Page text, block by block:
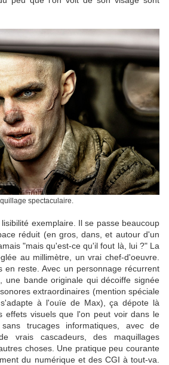
spectaculaire.
exemplaire. Il se passe beaucoup
réduit (en gros, dans, et autour d'un
"mais qu'est-ce qu'il fout là, lui ?" La
au millimètre, un vrai chef-d'oeuvre.
en reste. Avec un personnage récurrent
une bande originale qui décoiffe signée
extraordinaires (mention spéciale
à l'ouïe de Max), ça dépote là
effets visuels que l'on peut voir dans le
trucages informatiques, avec de
vrais cascadeurs, des maquillages
choses. Une pratique peu courante
du numérique et des CGI à tout-va.